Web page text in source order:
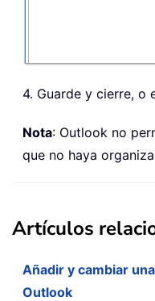
4. Guarde y cierre, o
Nota: Outlook no
que no haya
Artículos
Añadir y cambiar
Outlook